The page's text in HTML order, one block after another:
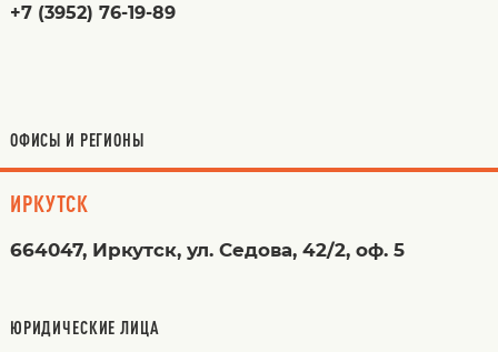
+7 (3952) 76-19-89
ОФИСЫ И РЕГИОНЫ
ИРКУТСК
664047, Иркутск, ул. Седова, 42/2, оф. 5
ЮРИДИЧЕСКИЕ ЛИЦА